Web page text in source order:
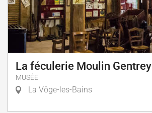
La féculerie Moulin Gentrey
MUSÉE
La Vôge-les-Bains